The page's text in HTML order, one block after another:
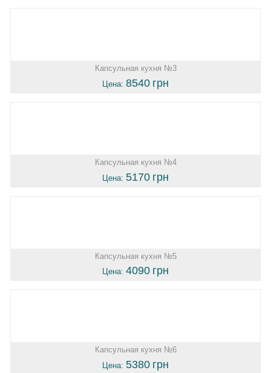
Капсульная кухня №3
Цена: 8540 грн
Капсульная кухня №4
Цена: 5170 грн
Капсульная кухня №5
Цена: 4090 грн
Капсульная кухня №6
Цена: 5380 грн